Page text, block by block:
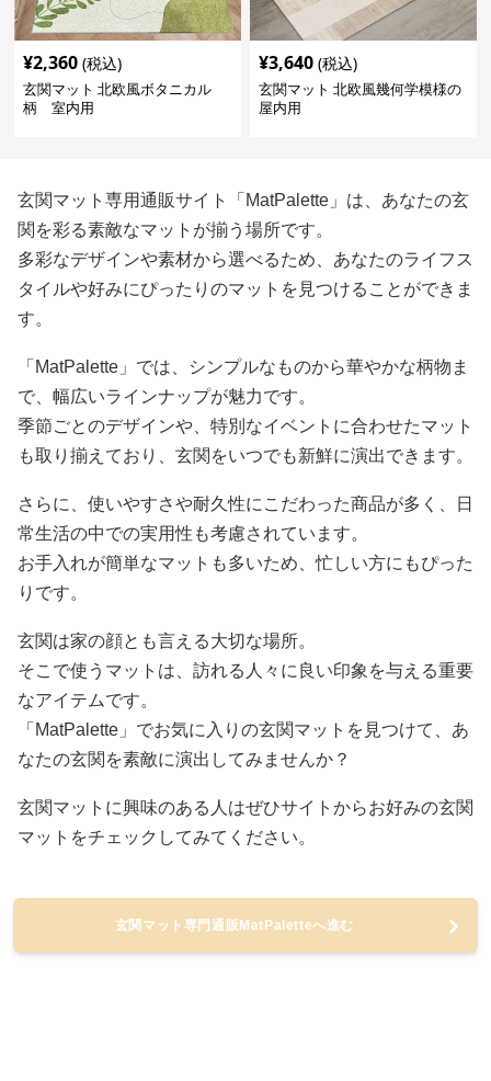
¥2,360 (税込)
玄関マット 北欧風ボタニカル
柄 室内用
¥3,640 (税込)
玄関マット 北欧風幾何学模様の
屋内用
玄関マット専用通販サイト「MatPalette」は、あなたの玄
関を彩る素敵なマットが揃う場所です。
多彩なデザインや素材から選べるため、あなたのライフス
タイルや好みにぴったりのマットを見つけることができま
す。
「MatPalette」では、シンプルなものから華やかな柄物ま
で、幅広いラインナップが魅力です。
季節ごとのデザインや、特別なイベントに合わせたマット
も取り揃えており、玄関をいつでも新鮮に演出できます。
さらに、使いやすさや耐久性にこだわった商品が多く、日
常生活の中での実用性も考慮されています。
お手入れが簡単なマットも多いため、忙しい方にもぴった
りです。
玄関は家の顔とも言える大切な場所。
そこで使うマットは、訪れる人々に良い印象を与える重要
なアイテムです。
「MatPalette」でお気に入りの玄関マットを見つけて、あ
なたの玄関を素敵に演出してみませんか？
玄関マットに興味のある人はぜひサイトからお好みの玄関
マットをチェックしてみてください。
玄関マット専門通販MatPaletteへ進む